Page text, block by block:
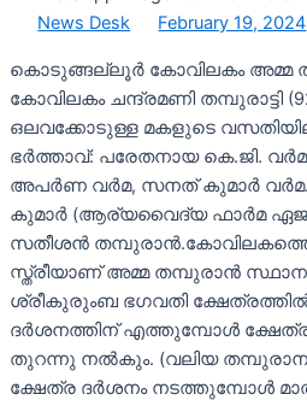
News Desk February 19, 2024
കൊടുങ്ങല്ലൂർ കോവിലകം അമ്മ
കോവിലകം ചന്ദ്രമണി തമ്പുരാട്ടി
ഒലവക്കോടുള്ള മകളുടെ
ഭർത്താവ്: പരേതനായ കെ.ജി.
അപർണ വർമ, സനത് കുമാർ
കുമാർ (ആര്യവൈദ്യ ഫാർമ
സതീശൻ തമ്പുരാൻ.കോവിലകത്തെ
സ്ത്രീയാണ് അമ്മ തമ്പുരാൻ
ശ്രീകുരുംബ ഭഗവതി
ദർശനത്തിന് എത്തുമ്പോൾ
തുറന്നു നൽകും. (വലിയ
ക്ഷേത്ര ദർശനം നടത്തുമ്പോൾ